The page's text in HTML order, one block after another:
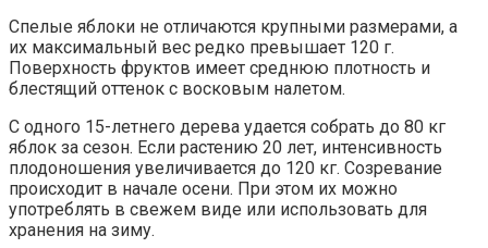
Спелые яблоки не отличаются крупными размерами, а
их максимальный вес редко превышает 120 г.
Поверхность фруктов имеет среднюю плотность и
блестящий оттенок с восковым налетом.
С одного 15-летнего дерева удается собрать до 80 кг
яблок за сезон. Если растению 20 лет, интенсивность
плодоношения увеличивается до 120 кг. Созревание
происходит в начале осени. При этом их можно
употреблять в свежем виде или использовать для
хранения на зиму.